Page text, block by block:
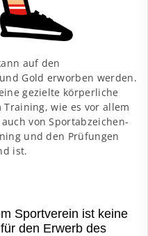
auf den
Gold erworben werden.
gezielte körperliche
wie es vor allem
von Sportabzeichen-
und den Prüfungen
ist.
Sportverein ist keine
den Erwerb des